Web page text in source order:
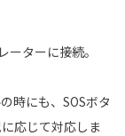
ターに接続。
時にも、SOSボタ
応じて対応しま